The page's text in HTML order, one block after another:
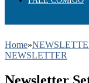
Home»
NEWSLETTER